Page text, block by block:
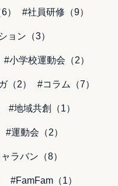
） #社員研修（9）
ョン（3）
#小学校運動会（2）
（2） #コラム（7）
#地域共創（1）
#運動会（2）
ラバン（8）
#FamFam（1）